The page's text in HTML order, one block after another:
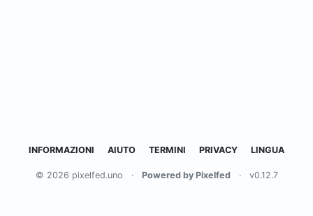
INFORMAZIONI AIUTO TERMINI PRIVACY LINGUA
© 2026 pixelfed.uno · Powered by Pixelfed · v0.12.7